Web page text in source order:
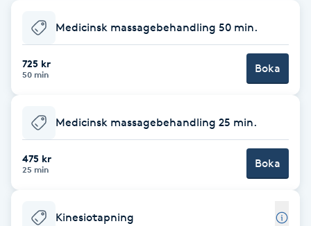
Babylights
Balayage
Barber
BIAB
Medicinsk massagebehandling 50 min.
725 kr
50 min Boka
Medicinsk massagebehandling 25 min.
475 kr
25 min Boka
Kinesiotapning